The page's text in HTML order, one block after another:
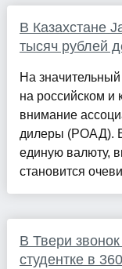
В Казахстане
тысяч рублей
На
на российском и
внимание
дилеры (РОАД).
единую валюту,
становится
В Твери
студентке в